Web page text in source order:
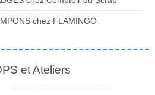
chez FLAMINGO
et Ateliers
------------------------------------------